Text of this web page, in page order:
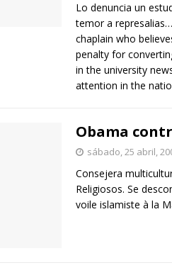
Lo denuncia un
temor a
chaplain who
penalty for
in the university
attention in the
Obama
sábado, 25 abril,
Consejera
Religiosos. Se
voile islamiste à la